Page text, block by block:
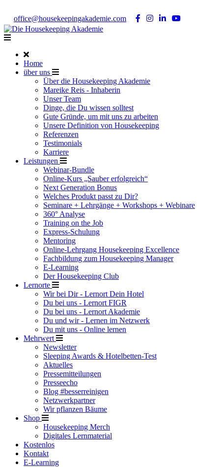
office@housekeepingakademie.com
Home
über uns
Über die Housekeeping Akademie
Mareike Reis - Inhaberin
Unser Team
Dinge, die Du wissen solltest
Gute Gründe, um mit uns zu arbeiten
Unsere Definition von Housekeeping
Referenzen
Testimonials
Karriere
Leistungen
Webinar-Bundle
Online-Kurs „Sauber erfolgreich“
Next Generation Bonus
Welches Produkt passt zu Dir?
Seminare + Lehrgänge + Workshops + Webinare
360° Analyse
Training on the Job
Express-Schulung
Mentoring
Online-Lehrgang Housekeeping Excellence
Fachbildung zum Housekeeping Manager
E-Learning
Der Housekeeping Club
Lernorte
Wir bei Dir - Lernort Dein Hotel
Du bei uns - Lernort FIGR
Du bei uns - Lernort Akademie
Du und wir - Lernen im Netzwerk
Du mit uns - Online lernen
Mehrwert
Newsletter
Sleeping Awards & Hotelbetten-Test
Aktuelles
Pressemitteilungen
Presseecho
Blog #besserreinigen
Netzwerkpartner
Wir pflanzen Bäume
Shop
Housekeeping Merch
Digitales Lernmaterial
Kostenlos
Kontakt
E-Learning